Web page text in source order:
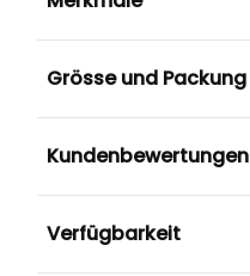
Grösse und Packung
Kundenbewertungen
Verfügbarkeit